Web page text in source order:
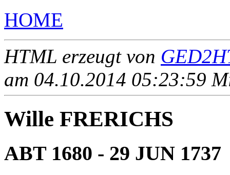
HOME
HTML erzeugt von
am 04.10.2014 05:23:59
Wille FRERICHS
ABT 1680 - 29 JUN 1737